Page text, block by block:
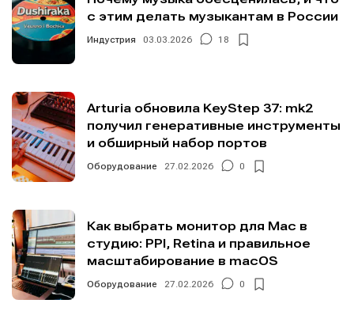
с этим делать музыкантам в России
Индустрия 03.03.2026 18
Arturia обновила KeyStep 37: mk2
получил генеративные инструменты
и обширный набор портов
Оборудование 27.02.2026 0
Как выбрать монитор для Mac в
студию: PPI, Retina и правильное
масштабирование в macOS
Оборудование 27.02.2026 0